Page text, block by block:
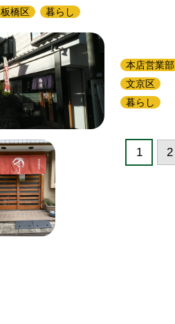
板橋区 暮らし
本店営業部
文京区
暮らし
1 2